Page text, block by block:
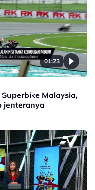
01:23
Malaysia,
jenteranya